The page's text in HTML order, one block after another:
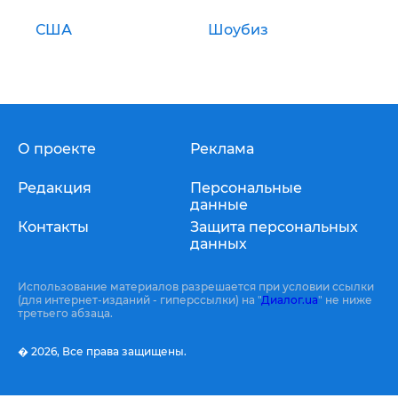
США Шоубиз
О проекте
Редакция
Контакты
Реклама
Персональные
данные
Защита персональных
данных
Использование материалов разрешается при условии ссылки
(для интернет-изданий - гиперссылки) на "Диалог.ua" не ниже
третьего абзаца.
� 2026, Все права защищены.